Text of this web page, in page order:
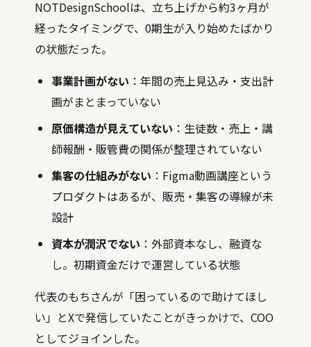
NOTDesignSchoolは、立ち上げから約3ヶ月が
経ったタイミングで、0期生が入り始めたばかり
の状態だった。
事業計画がない ：年間の売上見込み・支出計
画がまとまっていない
原価構造が見えていない ：生徒数・売上・講
師報酬・販管費の関係が整理されていない
集客の仕組みがない ：Figma動画講座という
プロダクトはあるが、販売・集客の導線が未
設計
資本が潤沢でない ：外部資本なし、融資な
し。初期資金だけで運営している状態
代表のもちさんが「困っているので助けてほし
い」とXで発信していたことがきっかけで、COO
としてジョインした。